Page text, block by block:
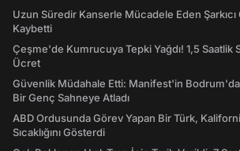
Uzun Süredir Kanserle Mücadele Eden Şarkıcı
Kaybetti
Çeşme'de Kumrucuya Tepki Yağdı! 1,5 Saatlik
Ücret
Güvenlik Müdahale Etti: Manifest'in
Bir Genç Sahneye Atladı
ABD Ordusunda Görev Yapan Bir Türk,
Sıcaklığını Gösterdi